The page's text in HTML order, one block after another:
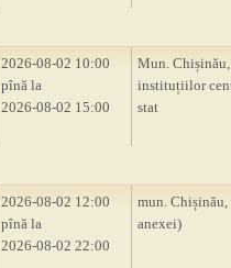
2026-08-02 10:00
pînă la
2026-08-02 15:00
Mun.
instituțiilor
stat
2026-08-02 12:00
pînă la
2026-08-02 22:00
mun.
anexei)